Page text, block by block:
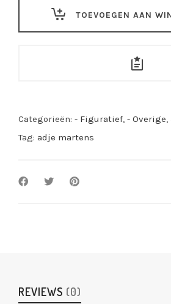
TOEVOEGEN AAN
Categorieën: - Figuratief, - Overige,
Tag: adje martens
REVIEWS (0)